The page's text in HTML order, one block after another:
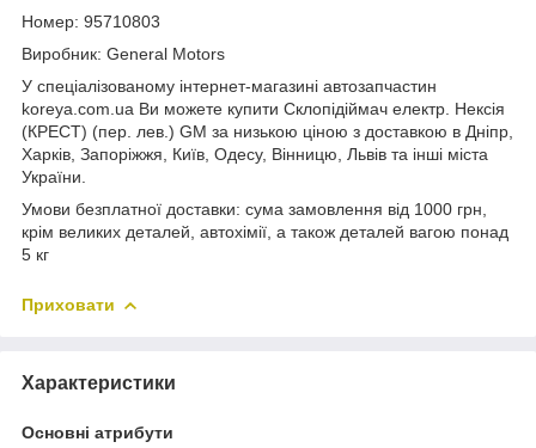
Номер: 95710803
Виробник: General Motors
У спеціалізованому інтернет-магазині автозапчастин
koreya.com.ua Ви можете купити Склопідіймач електр. Нексія
(КРЕСТ) (пер. лев.) GM за низькою ціною з доставкою в Дніпр,
Харків, Запоріжжя, Київ, Одесу, Вінницю, Львів та інші міста
України.
Умови безплатної доставки: сума замовлення від 1000 грн,
крім великих деталей, автохімії, а також деталей вагою понад
5 кг
Приховати
Характеристики
Основні атрибути